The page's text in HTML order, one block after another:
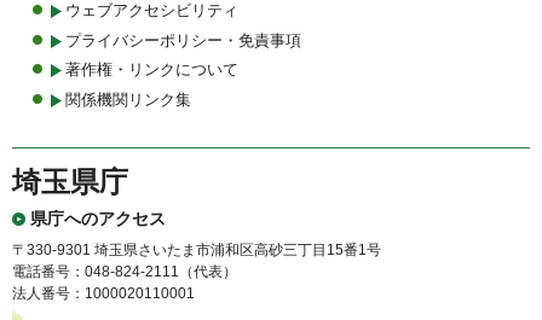
ウェブアクセシビリティ
プライバシーポリシー・免責事項
著作権・リンクについて
関係機関リンク集
埼玉県庁
県庁へのアクセス
〒330-9301 埼玉県さいたま市浦和区高砂三丁目15番1号
電話番号：048-824-2111（代表）
法人番号：1000020110001